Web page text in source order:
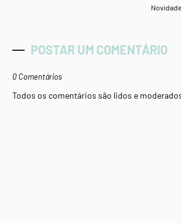
POSTAR UM COMENTÁRIO
0 Comentários
Todos os comentários são lidos e